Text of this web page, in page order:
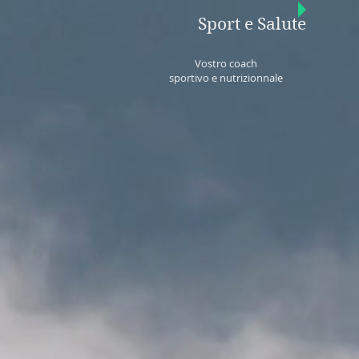
Sport e Salute
Vostro coach
sportivo e nutrizionnale